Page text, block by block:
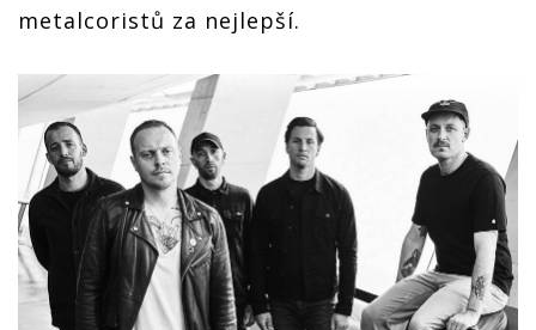
metalcoristů za nejlepší.